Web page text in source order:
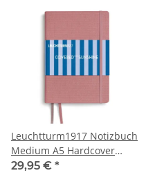
Leuchtturm1917 Notizbuch
Medium A5 Hardcover
Covered for Sunshine Beach
29,95 € *